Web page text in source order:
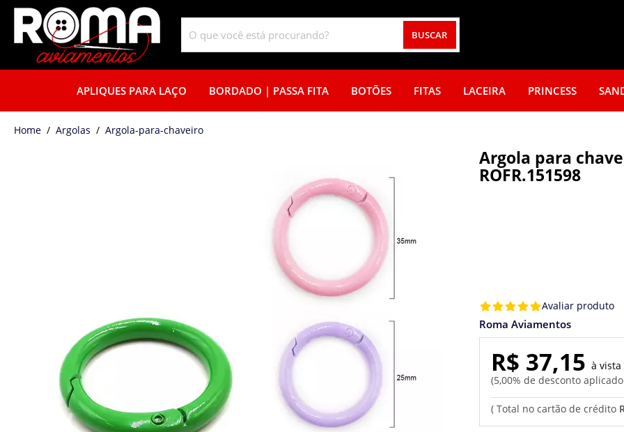
BUSCAR
APLIQUES PARA LAÇO BORDADO | PASSA FITA BOTÕES FITAS LACEIRA PRINCESS
home Argolas argola-para-chaveiro
Argola para
ROFR.151598
Avaliar produto
Roma Aviamentos
R$ 37,15
5,00% de desconto